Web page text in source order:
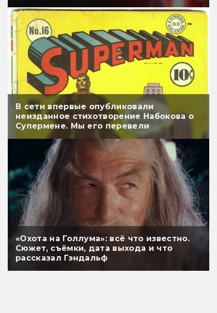
В сети впервые опубликовали
неизданное стихотворение Набокова о
Супермене. Мы его перевели
«Охота на Голлума»: всё что известно.
Сюжет, съёмки, дата выхода и что
рассказал Гэндальф